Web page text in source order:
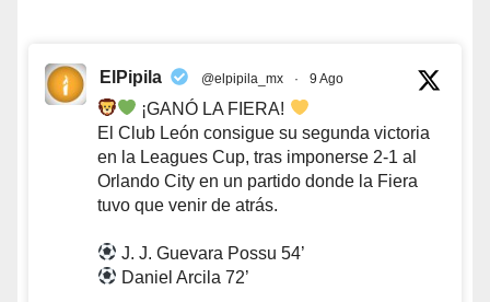
ElPipila @elpipila_mx · 9 Ago
¡GANÓ LA FIERA!
El Club León consigue su segunda victoria
en la Leagues Cup, tras imponerse 2-1 al
Orlando City en un partido donde la Fiera
tuvo que venir de atrás.
J. J. Guevara Possu 54’
Daniel Arcila 72’